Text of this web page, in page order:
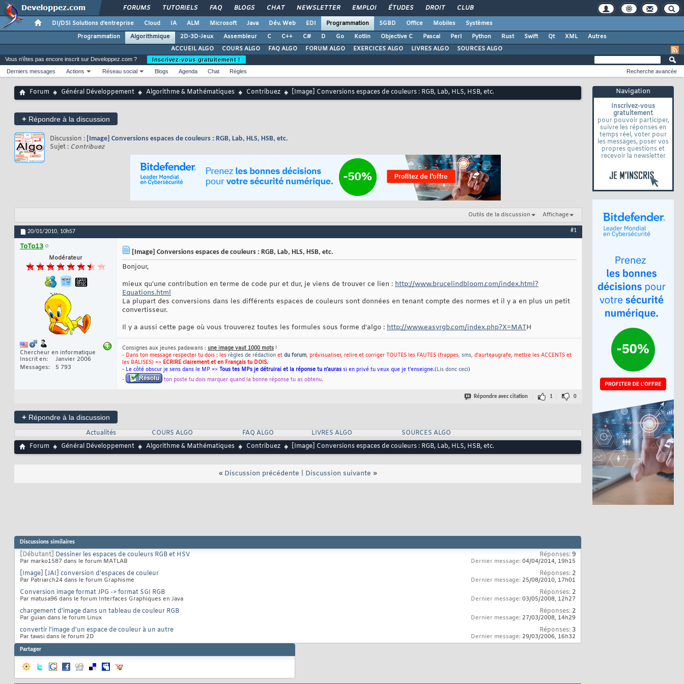
FORUMS TUTORIELS FAQ BLOGS CHAT NEWSLETTER EMPLOI ÉTUDES DROIT CLUB
DI/DSI Solutions d'entreprise Cloud IA ALM Microsoft Java Dév. Web EDI Programmation SGBD Office Mobiles
Systèmes
Programmation
Algorithmique 2D-3D-Jeux Assembleur C C++ C# D Go Kotlin Objective C Pascal Perl Python Rust Swift Qt XML
Autres
ACCUEIL ALGO
COURS ALGO FAQ ALGO FORUM ALGO EXERCICES ALGO LIVRES ALGO SOURCES ALGO
Navigation
Inscrivez-vous
gratuitement
pour pouvoir participer,
suivre les réponses en
temps réel, voter pour
les messages, poser vos
propres questions et
recevoir la newsletter
Vous n'êtes pas encore inscrit sur Developpez.com ?
Inscrivez-vous gratuitement !
Derniers messages
Actions Réseau social Blogs Agenda Chat Règles Recherche avancée
Forum Général Développement Algorithme & Mathématiques Contribuez [Image] Conversions espaces de couleurs : RGB, Lab, HLS, HSB, etc.
+ Répondre à la discussion
Discussion : [Image] Conversions espaces de couleurs : RGB, Lab, HLS, HSB, etc.
Sujet : Contribuez
Outils de la discussion Affichage
20/01/2010, 10h57 #1
ToTo13
Modérateur
Chercheur en informatique
Inscrit en
Janvier 2006
Messages
5 793
[Image] Conversions espaces de couleurs : RGB, Lab, HLS, HSB, etc.
Bonjour,
mieux qu'une contribution en terme de code pur et dur, je viens de trouver ce lien : http://www.brucelindbloom.com/index.html?
Equations.html
La plupart des conversions dans les différents espaces de couleurs sont données en tenant compte des normes et il y a en plus un petit
convertisseur.
Il y a aussi cette page où vous trouverez toutes les formules sous forme d'algo : http://www.easyrgb.com/index.php?X=MATH
Consignes aux jeunes padawans : une image vaut 1000 mots !
- Dans ton message respecter tu dois : les règles de rédaction et du forum, prévisualiser, relire et corriger TOUTES les FAUTES (frappes, sms, d'aurteaugrafe, mettre les ACCENTS et
les BALISES) => ECRIRE clairement et en Français tu DOIS.
- Le côté obscur je sens dans le MP => Tous tes MPs je détruirai et la réponse tu n'auras si en privé tu veux que je t'enseigne.(Lis donc ceci)
-
ton poste tu dois marquer quand la bonne réponse tu as obtenu.
Répondre avec citation 1 0
+ Répondre à la discussion
Actualités
COURS ALGO FAQ ALGO LIVRES ALGO
SOURCES ALGO
Forum
Général Développement Algorithme & Mathématiques Contribuez [Image] Conversions espaces de couleurs : RGB, Lab, HLS, HSB, etc.
« Discussion précédente Discussion suivante »
Discussions similaires
[Débutant] Dessiner les espaces de couleurs RGB et HSV
Par marko1587 dans le forum MATLAB
Réponses:9
Dernier message: 04/04/2014, 19h15
[Image] [JAI] conversion d'espaces de couleur
Par Patriarch24 dans le forum Graphisme
Réponses: 2
Dernier message: 25/08/2010, 17h01
Conversion image format JPG -> format SGI RGB
Par matusa96 dans le forum Interfaces Graphiques en Java
Réponses: 2
Dernier message: 03/05/2008, 12h27
chargement d'image dans un tableau de couleur RGB
Par guian dans le forum Linux
Réponses: 2
Dernier message: 27/03/2008, 14h29
convertir l'image d'un espace de couleur à un autre
Par tawsi dans le forum 2D
Réponses: 3
Dernier message: 29/03/2006, 16h32
Partager